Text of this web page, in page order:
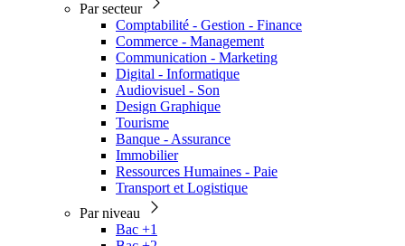
Par secteur
Comptabilité - Gestion - Finance
Commerce - Management
Communication - Marketing
Digital - Informatique
Audiovisuel - Son
Design Graphique
Tourisme
Banque - Assurance
Immobilier
Ressources Humaines - Paie
Transport et Logistique
Par niveau
Bac +1